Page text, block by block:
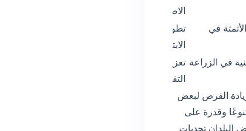
الاصطناعي المحلية
في
تطوير سياسات تنظيمية لتشجيع
الابتكار
في الزراعة تعزيز البرامج التعليمية والتدريبية
التقنية
الفرص لبعض
وقدرة على
البلدان تحديات